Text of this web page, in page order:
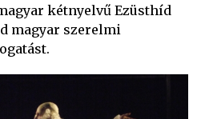
kétnyelvű Ezüsthíd
magyar szerelmi